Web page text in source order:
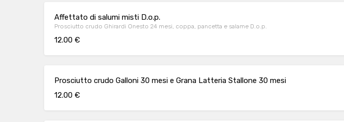
Affettato di salumi misti D.o.p.
Prosciutto crudo Ghirardi Onesto 24 mesi, coppa, pancetta e salame D.o.p.
12.00 €
Prosciutto crudo Galloni 30 mesi e Grana Latteria Stallone 30 mesi
12.00 €